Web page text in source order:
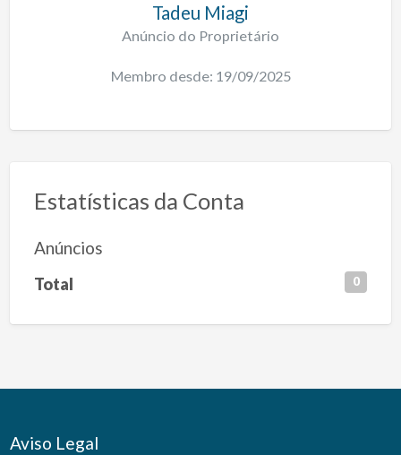
Tadeu Miagi
Anúncio do Proprietário
Membro desde: 19/09/2025
Estatísticas da Conta
Anúncios
Total 0
Aviso Legal